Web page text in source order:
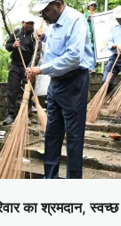
का श्रमदान,